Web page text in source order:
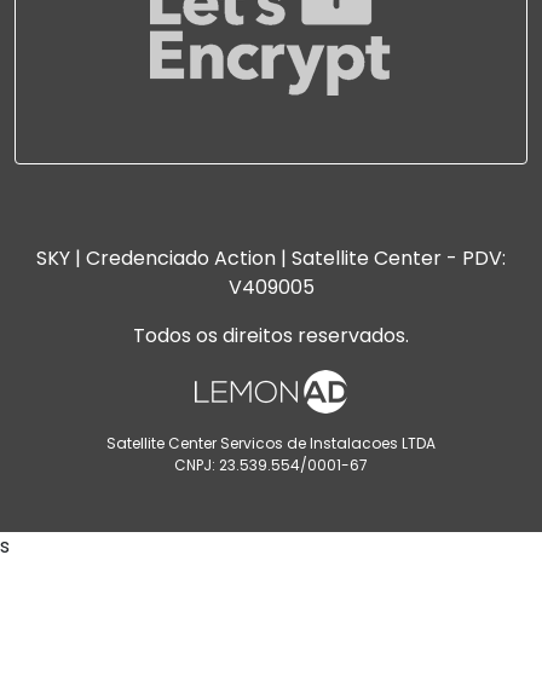
SKY | Credenciado Action | Satellite Center - PDV:
V409005
Todos os direitos reservados.
Satellite Center Servicos de Instalacoes LTDA
CNPJ: 23.539.554/0001-67
s